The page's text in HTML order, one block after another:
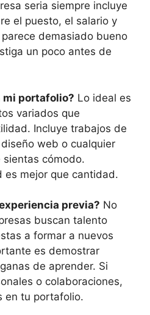
seria siempre incluye
el puesto, el salario y
demasiado bueno
un poco antes de
mi portafolio? Lo ideal es
variados que
Incluye trabajos de
web o cualquier
cómodo.
es mejor que cantidad.
previa? No
buscan talento
a formar a nuevos
es demostrar
de aprender. Si
o colaboraciones,
en tu portafolio.